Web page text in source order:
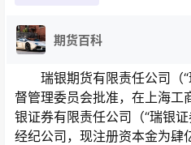
期货百科
瑞银期货有限责任公司（“
督管理委员会批准，在上海工
银证券有限责任公司（“瑞银
经纪公司，现注册资本金为肆